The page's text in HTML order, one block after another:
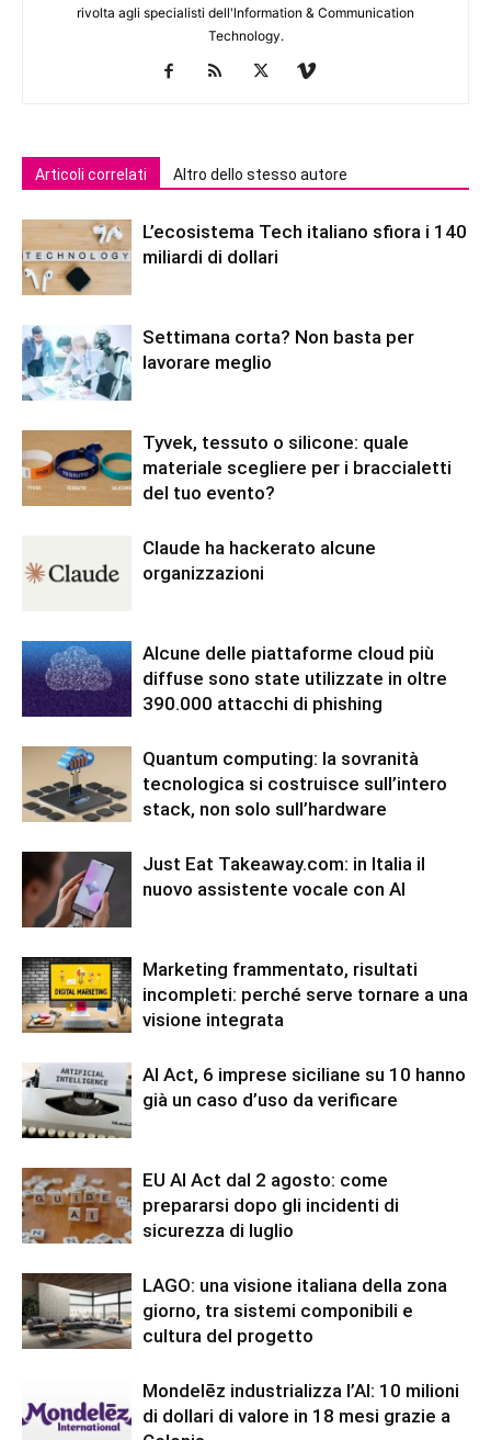
rivolta agli specialisti dell'lnformation & Communication
Technology.
Articoli correlati Altro dello stesso autore
L’ecosistema Tech italiano sfiora i 140
miliardi di dollari
Settimana corta? Non basta per
lavorare meglio
Tyvek, tessuto o silicone: quale
materiale scegliere per i braccialetti
del tuo evento?
Claude ha hackerato alcune
organizzazioni
Alcune delle piattaforme cloud più
diffuse sono state utilizzate in oltre
390.000 attacchi di phishing
Quantum computing: la sovranità
tecnologica si costruisce sull’intero
stack, non solo sull’hardware
Just Eat Takeaway.com: in Italia il
nuovo assistente vocale con AI
Marketing frammentato, risultati
incompleti: perché serve tornare a una
visione integrata
AI Act, 6 imprese siciliane su 10 hanno
già un caso d’uso da verificare
EU AI Act dal 2 agosto: come
prepararsi dopo gli incidenti di
sicurezza di luglio
LAGO: una visione italiana della zona
giorno, tra sistemi componibili e
cultura del progetto
Mondelēz industrializza l’AI: 10 milioni
di dollari di valore in 18 mesi grazie a